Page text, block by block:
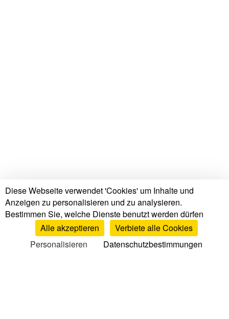
Diese Webseite verwendet 'Cookies' um Inhalte und
Anzeigen zu personalisieren und zu analysieren.
Bestimmen Sie, welche Dienste benutzt werden dürfen
Alle akzeptieren
Verbiete alle Cookies
Personalisieren
Datenschutzbestimmungen